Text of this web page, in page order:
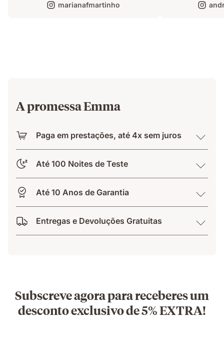
marianafmartinho
A promessa Emma
Paga em prestações, até 4x sem juros
Até 100 Noites de Teste
Até 10 Anos de Garantia
Entregas e Devoluções Gratuitas
Subscreve agora para receberes um
desconto exclusivo de 5% EXTRA!